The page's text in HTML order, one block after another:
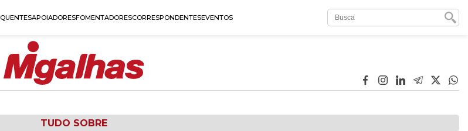
QUENTESAPOIADORESFOMENTADORESCORRESPONDENTESEVENTOS
TUDO SOBRE